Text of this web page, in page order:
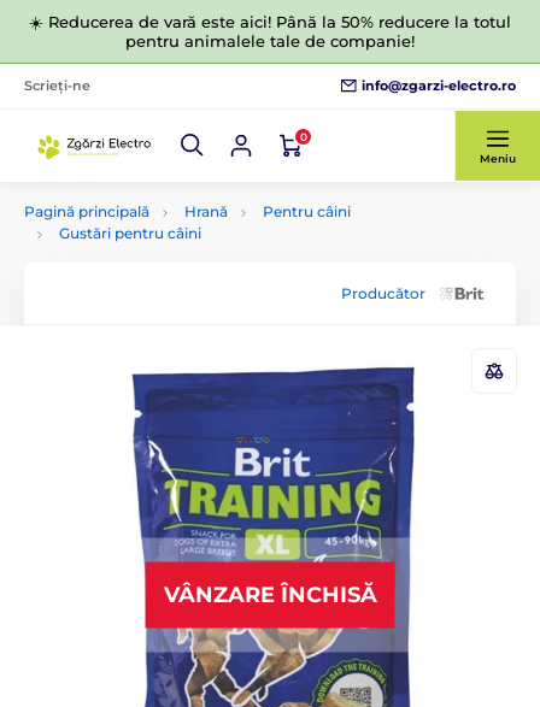
☀️ Reducerea de vară este aici! Până la 50% reducere la totul
pentru animalele tale de companie!
Scrieți-ne info@zgarzi-electro.ro
0
Meniu
Pagină principală Hrană
Pentru câini
Gustări pentru câini
Producător
VÂNZARE ÎNCHISĂ